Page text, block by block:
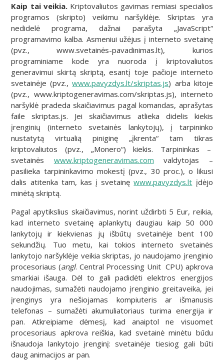
Kaip tai veikia. Kriptovaliutos gavimas remiasi specialios
programos (skripto) veikimu naršyklėje. Skriptas yra
nedidelė programa, dažnai parašyta „JavaScript“
programavimo kalba. Asmeniui užėjus į interneto svetainę
(pvz., www.svetainės-pavadinimas.lt), kurios
programiniame kode yra nuoroda į kriptovaliutos
generavimui skirtą skriptą, esantį toje pačioje interneto
svetainėje (pvz.,www.pavyzdys.lt/skriptas.js) arba kitoje
(pvz., www.kriptogeneravimas.com/skriptas.js), interneto
naršyklė pradeda skaičiavimus pagal komandas, aprašytas
faile skriptas.js. Jei skaičiavimus atlieka didelis kiekis
įrenginių (interneto svetainės lankytojų), į tarpininko
nustatytą virtualią piniginę „įkrenta“ tam tikras
kriptovaliutos (pvz., „Monero“) kiekis. Tarpininkas –
svetainės www.kriptogeneravimas.com valdytojas –
pasilieka tarpininkavimo mokestį (pvz., 30 proc.), o likusi
dalis atitenka tam, kas į svetainęwww.pavyzdys.lt įdėjo
minėtą skriptą.
Pagal apytikslius skaičiavimus, norint uždirbti 5 Eur, reikia,
kad interneto svetainę aplankytų daugiau kaip 50 000
lankytojų ir kiekvienas jų išbūtų svetainėje bent 100
sekundžių. Tuo metu, kai tokios interneto svetainės
lankytojo naršyklėje veikia skriptas, jo naudojamo įrenginio
procesoriaus (angl. Central Processing Unit CPU) apkrova
smarkiai išauga. Dėl to gali padidėti elektros energijos
naudojimas, sumažėti naudojamo įrenginio greitaveika, jei
įrenginys yra nešiojamas kompiuteris ar išmanusis
telefonas – sumažėti akumuliatoriaus turima energija ir
pan. Atkreipiame dėmesį, kad anaiptol ne visuomet
procesoriaus apkrova reiškia, kad svetainė minėtu būdu
išnaudoja lankytojo įrenginį: svetainėje tiesiog gali būti
daug animacijos ar pan.